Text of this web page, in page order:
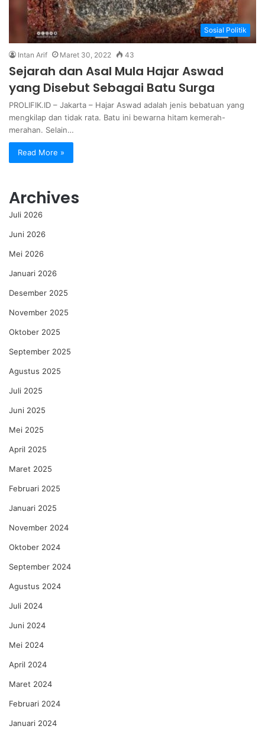
Sosial Politik
Intan Arif Maret 30, 2022 43
Sejarah dan Asal Mula Hajar Aswad
yang Disebut Sebagai Batu Surga
PROLIFIK.ID – Jakarta – Hajar Aswad adalah jenis bebatuan yang
mengkilap dan tidak rata. Batu ini bewarna hitam kemerah-
merahan. Selain…
Read More »
Archives
Juli 2026
Juni 2026
Mei 2026
Januari 2026
Desember 2025
November 2025
Oktober 2025
September 2025
Agustus 2025
Juli 2025
Juni 2025
Mei 2025
April 2025
Maret 2025
Februari 2025
Januari 2025
November 2024
Oktober 2024
September 2024
Agustus 2024
Juli 2024
Juni 2024
Mei 2024
April 2024
Maret 2024
Februari 2024
Januari 2024